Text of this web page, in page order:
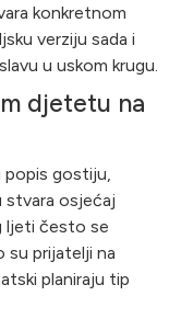
konkretnom
verziju sada i
u uskom krugu.
djetetu na
gostiju,
stvara osjećaj
ljeti često se
su prijatelji na
planiraju tip